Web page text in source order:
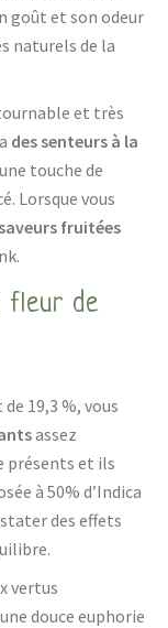
goût et son odeur
naturels de la
et très
des senteurs à la
touche de
Lorsque vous
fruitées
fleur de
19,3 %, vous
assez
présents et ils
à 50% d’Indica
des effets
vertus
douce euphorie